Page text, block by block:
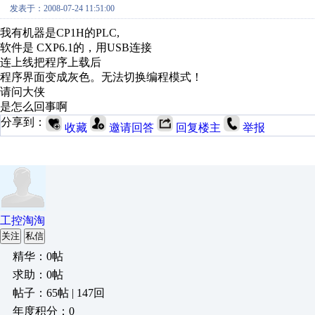
发表于：2008-07-24 11:51:00
我有机器是CP1H的PLC,
软件是 CXP6.1的，用USB连接
连上线把程序上载后
程序界面变成灰色。无法切换编程模式！
请问大侠
是怎么回事啊
分享到：
收藏 邀请回答 回复楼主 举报
工控淘淘
关注 私信
精华：0帖
求助：0帖
帖子：65帖 | 147回
年度积分：0